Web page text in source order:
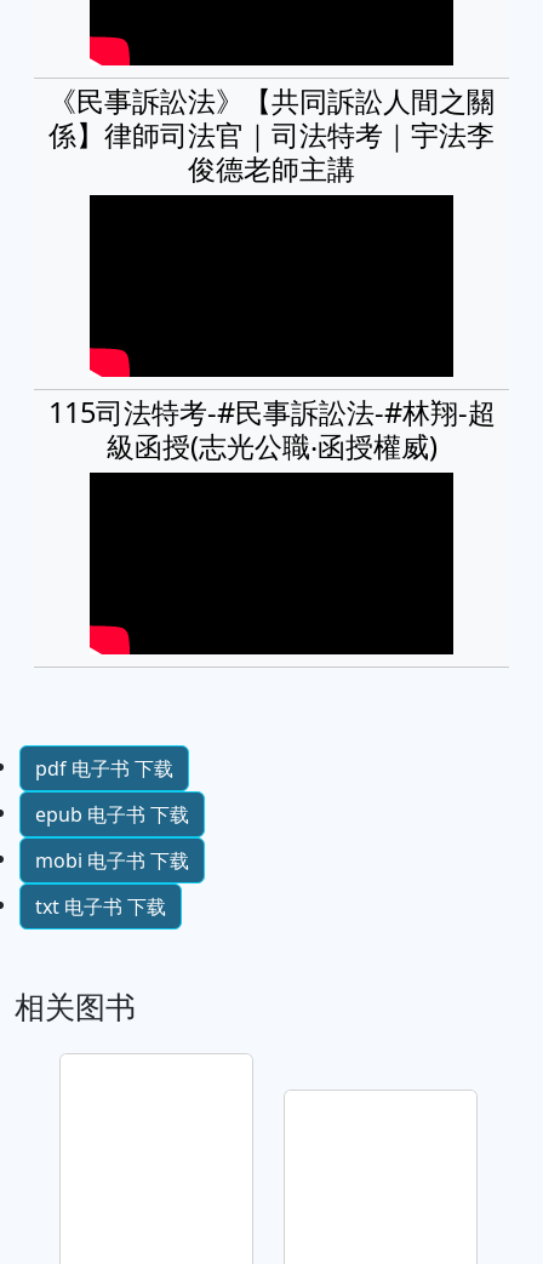
《民事訴訟法》【共同訴訟人間之關
係】律師司法官｜司法特考｜宇法李
俊德老師主講
115司法特考-#民事訴訟法-#林翔-超
級函授(志光公職‧函授權威)
pdf 电子书 下载
epub 电子书 下载
mobi 电子书 下载
txt 电子书 下载
相关图书